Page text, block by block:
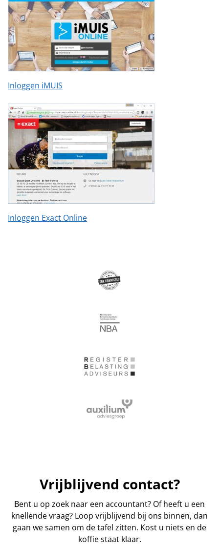
Inloggen iMUIS
Inloggen Exact Online
Vrijblijvend contact?
Bent u op zoek naar een accountant? Of heeft u een
knellende vraag? Loop vrijblijvend bij ons binnen, dan
gaan we samen om de tafel zitten. Kost u niets en de
koffie staat klaar.